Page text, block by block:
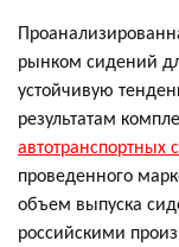
рынком сидений
устойчивую
результатам
автотранспортных
проведенного
объем выпуска
российскими